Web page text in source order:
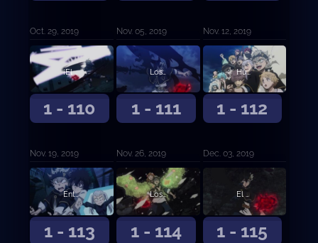
Oct. 29, 2019 Nov. 05, 2019 Nov. 12, 2019
1 - 110
¡El Toro Negro Embravecido se une a la batalla!
Nov. 19, 2019
1 - 111
Los ojos del espejo
Nov. 26, 2019
1 - 112
Humanos en quienes confiar
Dec. 03, 2019
1 - 113
Entrando al Palacio de las Sombras
1 - 114
Los invasores finales
1 - 115
El cerebro